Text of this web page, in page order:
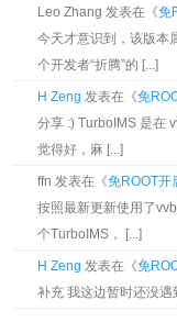
Leo Zhang 发表在《免
今天才意识到，该版本
个开发者“折腾”的 [...]
H Zeng 发表在《免
分享 :) TurboIMS 是在
觉得好，麻 [...]
ffn 发表在《免ROOT开
按照最新更新使用了
个TurboIMS， [...]
H Zeng 发表在《免
补充 我这边暂时还没遇